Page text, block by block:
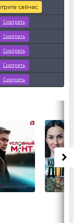
сейчас
Смотреть
Смотреть
Смотреть
Смотреть
Смотреть